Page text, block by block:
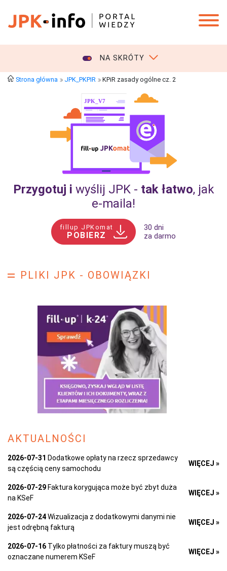
NA SKRÓTY
Strona główna JPK_PKPIR KPiR zasady ogólne cz. 2
Przygotuj i wyślij JPK - tak łatwo, jak
e‑maila!
fillup JPKomat
POBIERZ
30 dni
za darmo
PLIKI JPK - OBOWIĄZKI
AKTUALNOŚCI
2026-07-31 Dodatkowe opłaty na rzecz sprzedawcy
są częścią ceny samochodu
WIĘCEJ »
2026-07-29 Faktura korygująca może być zbyt duża
na KSeF
WIĘCEJ »
2026-07-24Wizualizacja z dodatkowymi danymi nie
jest odrębną fakturą
WIĘCEJ »
2026-07-16 Tylko płatności za faktury muszą być
oznaczane numerem KSeF
WIĘCEJ »